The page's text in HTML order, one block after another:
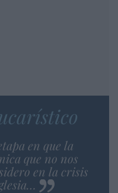
en que la
que no nos
en la crisis